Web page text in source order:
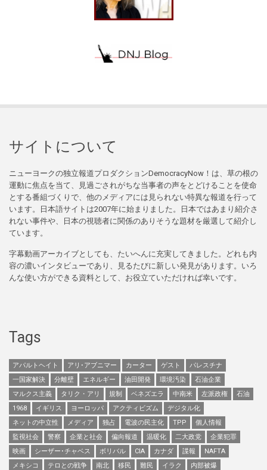
サイトについて
ニューヨークの独立報道プロダクションDemocracyNow！は、草の根の
運動に焦点を当て、見過ごされがちな当事者の声をとどけることを使命
とする番組づくりで、他のメディアには見られない特異な報道を行って
います。日本語サイトは2007年に始まりました。日本ではあまり紹介さ
れない事件や、日本の視聴者に関係のありそうな題材を厳選して紹介し
ています。
字幕動画アーカイブとしても、たいへんに充実してきました。どれも内
容の濃いインタビューであり、見るたびに新しい発見があります。いろ
んな使い方ができる資料として、お役立ていただければ幸いです。
Tags
アパルトヘイト アリ･アブニマー カーター ゲスト
パレスチナ
一国家解決
分離壁 エネルギー 油田開発 環境汚染
石油企業
マルクス主義
タリク・アリ 規制 ベネズエラ 中南米 左派政権
石油
1968
イギリス ヨーロッパ アクティビズム
デジタル化
ネットの中立性
メディア 独占 電波の民主化 TPP
個人情報
監視社会
警察 企業と社会 偏向報道 温暖化 二大政党
企業犯罪
映画
シーザー･チャベス ボリバル CIA カナダ 諜報
NAFTA
メキシコ
テロとの戦争 南北 移民 難民 イラク 内部被爆